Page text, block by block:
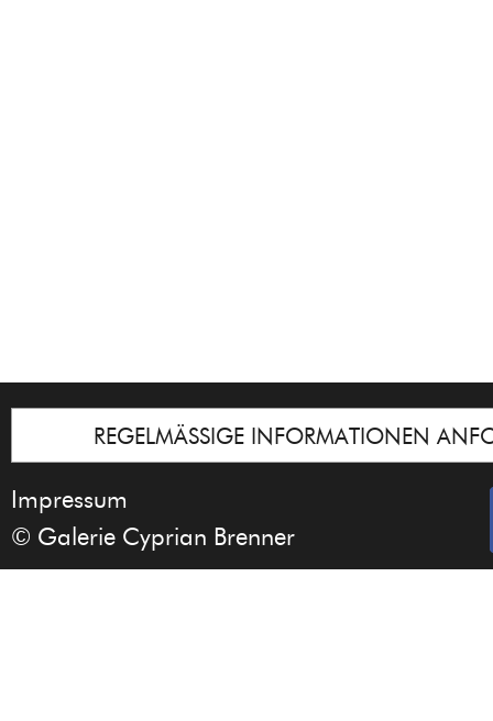
Impressum
© Galerie Cyprian Brenner
REGELMÄSSIGE INFORMATIONEN